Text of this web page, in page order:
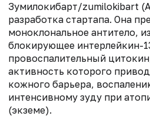
Зумилокибарт/zumilokibart
разработка стартапа. Она
моноклональное антитело,
блокирующее интерлейкин-
провоспалительный
активность которого
кожного барьера,
интенсивному зуду при
(экземе).